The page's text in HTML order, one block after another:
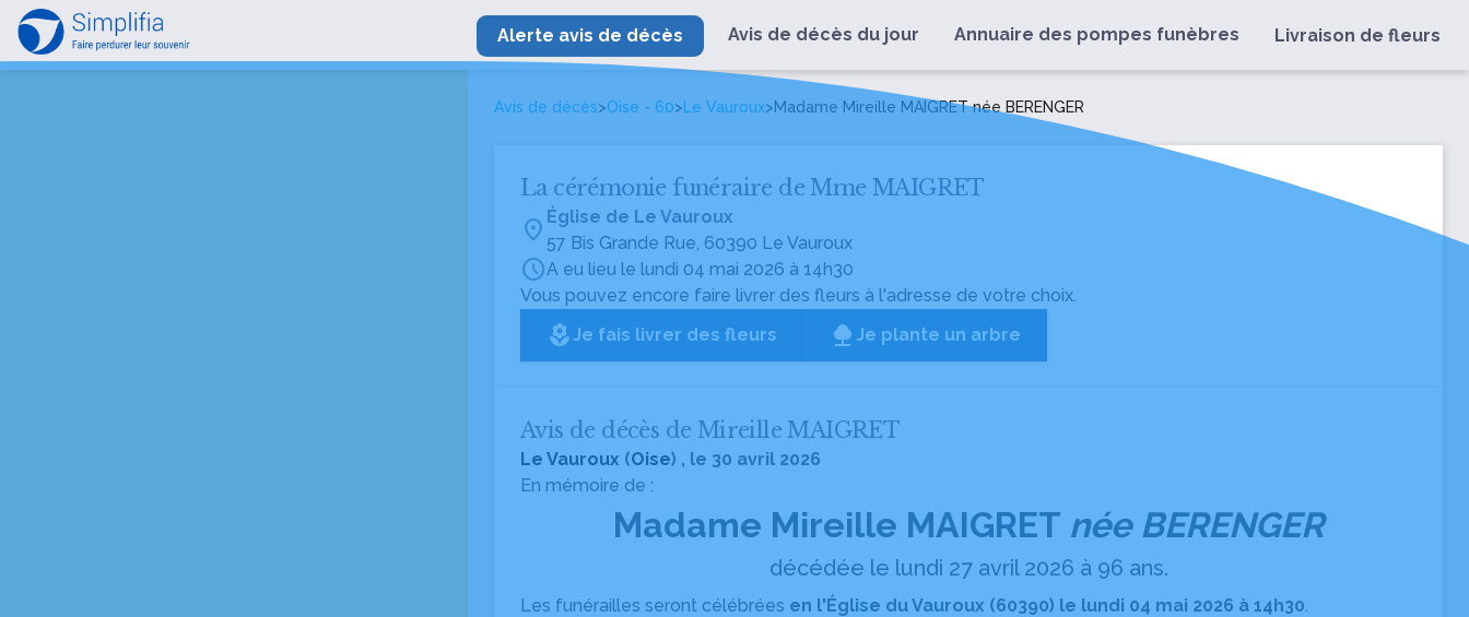
Alerte avis de décès Avis de décès du jour Annuaire des pompes funèbres Livraison de fleurs
Avis de décès>Oise - 60> Le Vauroux>Madame Mireille MAIGRETnée BERENGER
La cérémonie funéraire de Mme MAIGRET
location_on Église de Le Vauroux
57 Bis Grande Rue, 60390 Le Vauroux
scheduleA eu lieu le lundi 04 mai 2026 à 14h30
Vous pouvez encore faire livrer des fleurs à l'adresse de votre choix.
local_florist Je fais livrer des fleurs Je plante un arbre
Avis de décès de Mireille MAIGRET
Le Vauroux (Oise) , le 30 avril 2026
En mémoire de :
Madame Mireille MAIGRET née BERENGER
décédée le lundi 27 avril 2026 à 96 ans.
Les funérailles seront célébrées en l'Église du Vauroux (60390) le lundi 04 mai 2026 à 14h30.